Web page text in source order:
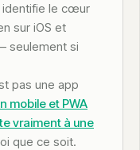
identifie le cœur
sur iOS et
seulement si
pas une app
mobile et PWA
vraiment à une
que ce soit.